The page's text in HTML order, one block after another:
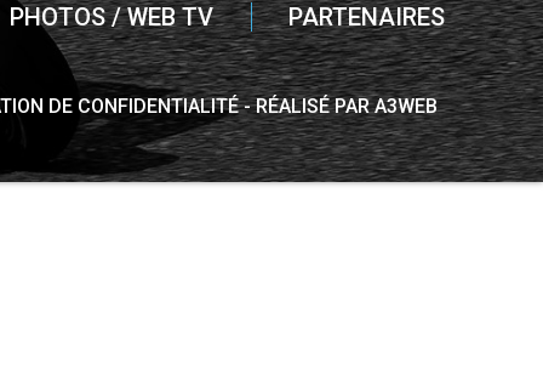
PHOTOS / WEB TV PARTENAIRES
DE CONFIDENTIALITÉ RÉALISÉ PAR A3WEB